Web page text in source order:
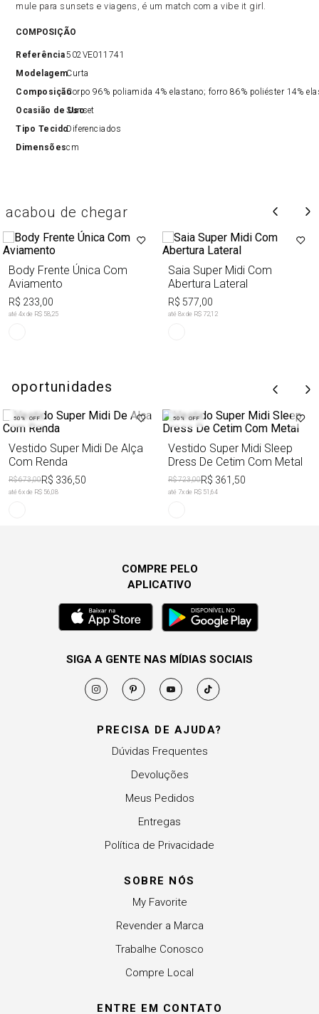
mule para sunsets e viagens, é um match com a vibe it girl.
COMPOSIÇÃO
Referência502VE011741
ModelagemCurta
ComposiçãoCorpo 96% poliamida 4% elastano; forro 86% poliéster 14%
Ocasião de Uso
Sunset
Tipo TecidoDiferenciados
Dimensõescm
acabou de chegar
Body Frente Única Com
Aviamento
R$ 233,00
até 4x de R$ 58,25
Saia Super Midi Com
Abertura Lateral
R$ 577,00
até 8x de R$ 72,12
oportunidades
50% OFF
Vestido Super Midi De Alça
Com Renda
R$ 673,00R$ 336,50
até 6x de R$ 56,08
50% OFF
Vestido Super Midi Sleep
Dress De Cetim Com Metal
R$ 723,00R$ 361,50
até 7x de R$ 51,64
PRECISA DE AJUDA?
Dúvidas Frequentes
Devoluções
Meus Pedidos
Entregas
Política de Privacidade
SOBRE NÓS
My Favorite
Revender a Marca
Trabalhe Conosco
Compre Local
ENTRE EM CONTATO
COMPRE PELO
APLICATIVO
SIGA A GENTE NAS MÍDIAS SOCIAIS